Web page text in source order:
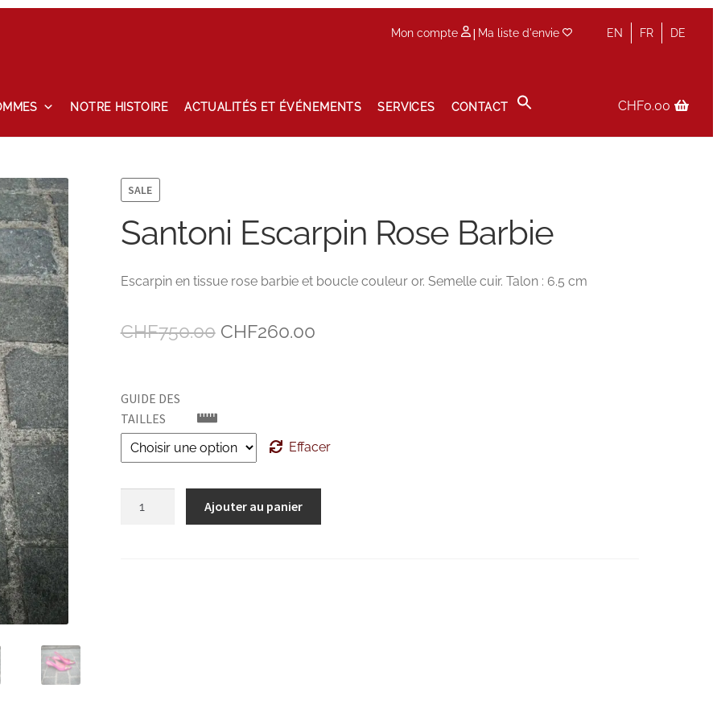
EN FR DE
Mon compte | Ma liste d'envie
NOTRE HISTOIRE ACTUALITÉS ET ÉVÉNEMENTS SERVICES CONTACT CHF0.00
SALE
Santoni Escarpin Rose Barbie
Escarpin en tissue rose barbie et boucle couleur or. Semelle cuir. Talon : 6.5 cm
CHF750.00 Le
CHF750.00.
CHF260.00Le
CHF260.00.
GUIDE DES
TAILLES
Effacer
Ajouter au panier